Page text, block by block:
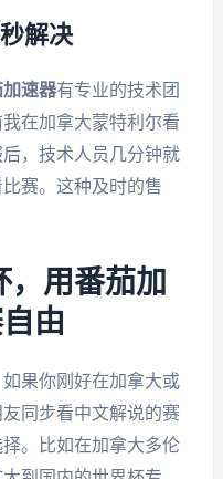
解决
速器有专业的技术团
在加拿大蒙特利尔看
，技术人员几分钟就
赛。这种及时的售
，用番茄加
由
果你刚好在加拿大或
同步看中文解说的赛
。比如在加拿大多伦